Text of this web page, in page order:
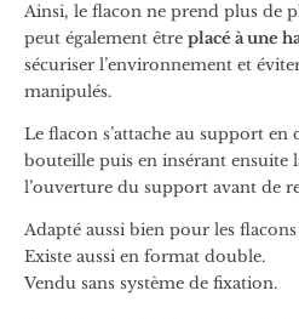
Ainsi, le flacon ne prend plus de
peut également être placé à une
sécuriser l’environnement et
manipulés.
Le flacon s’attache au support en
bouteille puis en insérant ensuite
l’ouverture du support avant de
Adapté aussi bien pour les
Existe aussi en format double.
Vendu sans système de fixation.